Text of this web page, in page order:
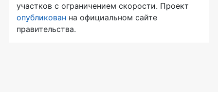
участков с ограничением скорости. Проект
опубликован на официальном сайте
правительства.